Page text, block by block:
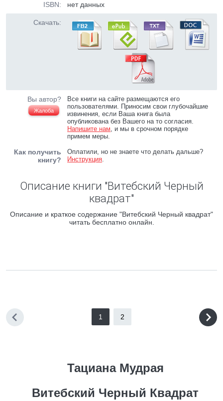
ISBN: нет данных
Скачать:
Вы автор?
Жалоба
Все книги на сайте размещаются его
пользователями. Приносим свои глубочайшие
извинения, если Ваша книга была
опубликована без Вашего на то согласия.
Напишите нам, и мы в срочном порядке
примем меры.
Как получить
книгу?
Оплатили, но не знаете что делать дальше?
Инструкция.
Описание книги "Витебский Черный
квадрат"
Описание и краткое содержание "Витебский Черный квадрат"
читать бесплатно онлайн.
1 2
Тациана Мудрая
Витебский Черный Квадрат